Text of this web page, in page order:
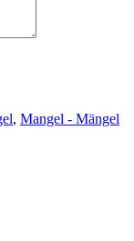
, Mangel - Mängel